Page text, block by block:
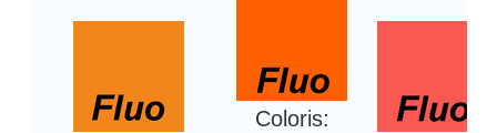
Coloris: